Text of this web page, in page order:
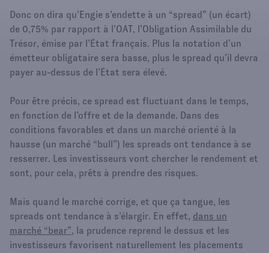
Donc on dira qu’Engie s’endette à un “spread” (un écart)
de 0,75% par rapport à l’OAT, l’Obligation Assimilable du
Trésor, émise par l’État français. Plus la notation d’un
émetteur obligataire sera basse, plus le spread qu’il devra
payer au-dessus de l’État sera élevé.
Pour être précis, ce spread est fluctuant dans le temps,
en fonction de l’offre et de la demande. Dans des
conditions favorables et dans un marché orienté à la
hausse (un marché “bull”) les spreads ont tendance à se
resserrer. Les investisseurs vont chercher le rendement et
sont, pour cela, prêts à prendre des risques.
Mais quand le marché corrige, et que ça tangue, les
spreads ont tendance à s’élargir. En effet, dans un
marché “bear”, la prudence reprend le dessus et les
investisseurs favorisent naturellement les placements